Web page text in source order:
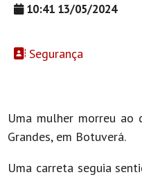
10:41 13/05/2024
Segurança
Uma mulher morreu ao
Grandes, em Botuverá.
Uma carreta seguia